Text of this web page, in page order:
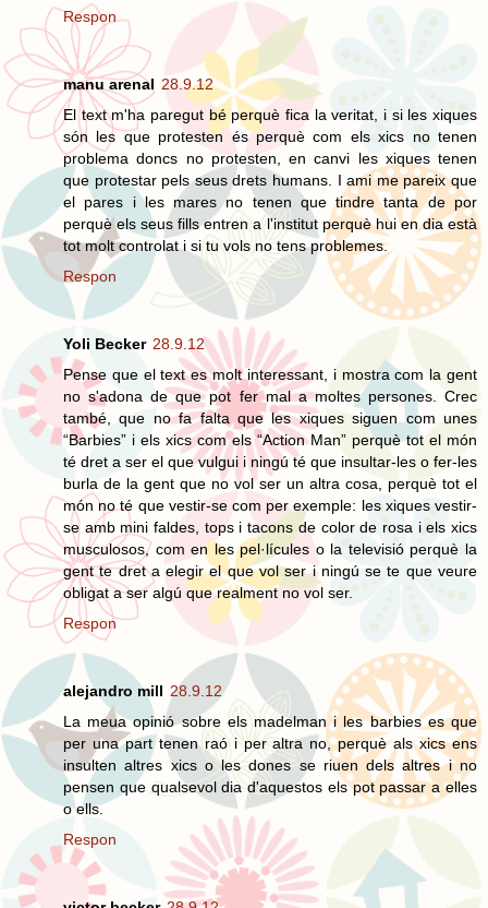
Respon
manu arenal 28.9.12
El text m'ha paregut bé perquè fica la veritat, i si les xiques
són les que protesten és perquè com els xics no tenen
problema doncs no protesten, en canvi les xiques tenen
que protestar pels seus drets humans. I ami me pareix que
el pares i les mares no tenen que tindre tanta de por
perquè els seus fills entren a l'institut perquè hui en dia està
tot molt controlat i si tu vols no tens problemes.
Respon
Yoli Becker 28.9.12
Pense que el text es molt interessant, i mostra com la gent
no s'adona de que pot fer mal a moltes persones. Crec
també, que no fa falta que les xiques siguen com unes
“Barbies” i els xics com els “Action Man” perquè tot el món
té dret a ser el que vulgui i ningú té que insultar-les o fer-les
burla de la gent que no vol ser un altra cosa, perquè tot el
món no té que vestir-se com per exemple: les xiques vestir-
se amb mini faldes, tops i tacons de color de rosa i els xics
musculosos, com en les pel·lícules o la televisió perquè la
gent te dret a elegir el que vol ser i ningú se te que veure
obligat a ser algú que realment no vol ser.
Respon
alejandro mill 28.9.12
La meua opinió sobre els madelman i les barbies es que
per una part tenen raó i per altra no, perquè als xics ens
insulten altres xics o les dones se riuen dels altres i no
pensen que qualsevol dia d'aquestos els pot passar a elles
o ells.
Respon